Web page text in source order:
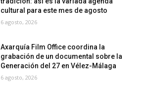
cultural para este mes de agosto
6 agosto, 2026
Axarquía Film Office coordina la
grabación de un documental sobre la
Generación del 27 en Vélez-Málaga
6 agosto, 2026